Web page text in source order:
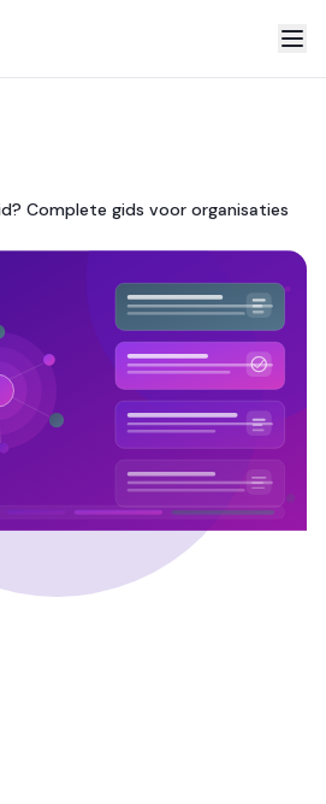
Complete gids voor organisaties